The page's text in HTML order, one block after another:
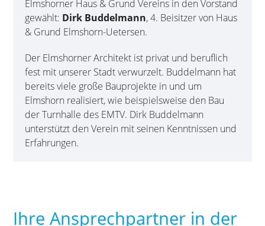
Elmshorner Haus & Grund Vereins in den Vorstand
gewählt: Dirk Buddelmann, 4. Beisitzer von Haus
& Grund Elmshorn-Uetersen.
Der Elmshorner Architekt ist privat und beruflich
fest mit unserer Stadt verwurzelt. Buddelmann hat
bereits viele große Bauprojekte in und um
Elmshorn realisiert, wie beispielsweise den Bau
der Turnhalle des EMTV. Dirk Buddelmann
unterstützt den Verein mit seinen Kenntnissen und
Erfahrungen.
Ihre Ansprechpartner in der